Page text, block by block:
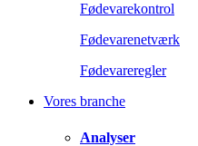
Fødevarekontrol
Fødevarenetværk
Fødevareregler
Vores branche
Analyser